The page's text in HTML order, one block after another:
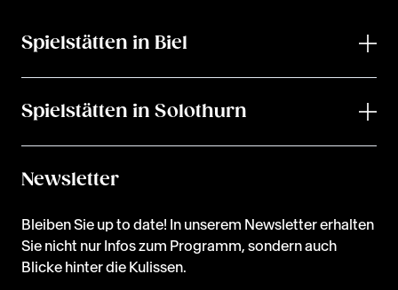
Spielstätten in Biel
Spielstätten in Solothurn
Newsletter
Bleiben Sie up to date! In unserem Newsletter erhalten
Sie nicht nur Infos zum Programm, sondern auch
Blicke hinter die Kulissen.